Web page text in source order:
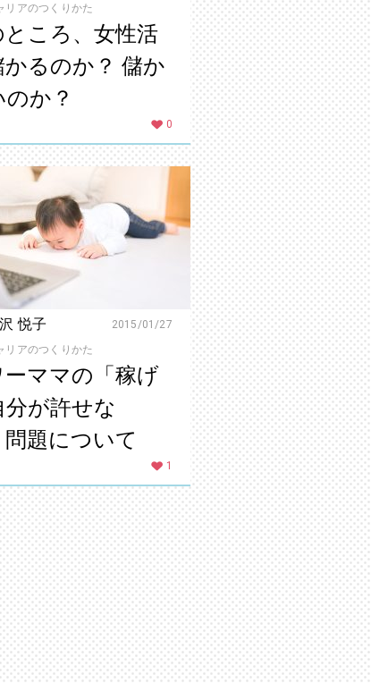
リアのつくりかた
ころ、女性活
かるのか？ 儲か
のか？
0
悦子
2015/01/27
リアのつくりかた
ーママの「稼げ
が許せな
問題について
1